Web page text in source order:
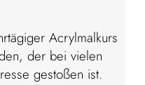
Acrylmalkurs
der bei vielen
gestoßen ist.